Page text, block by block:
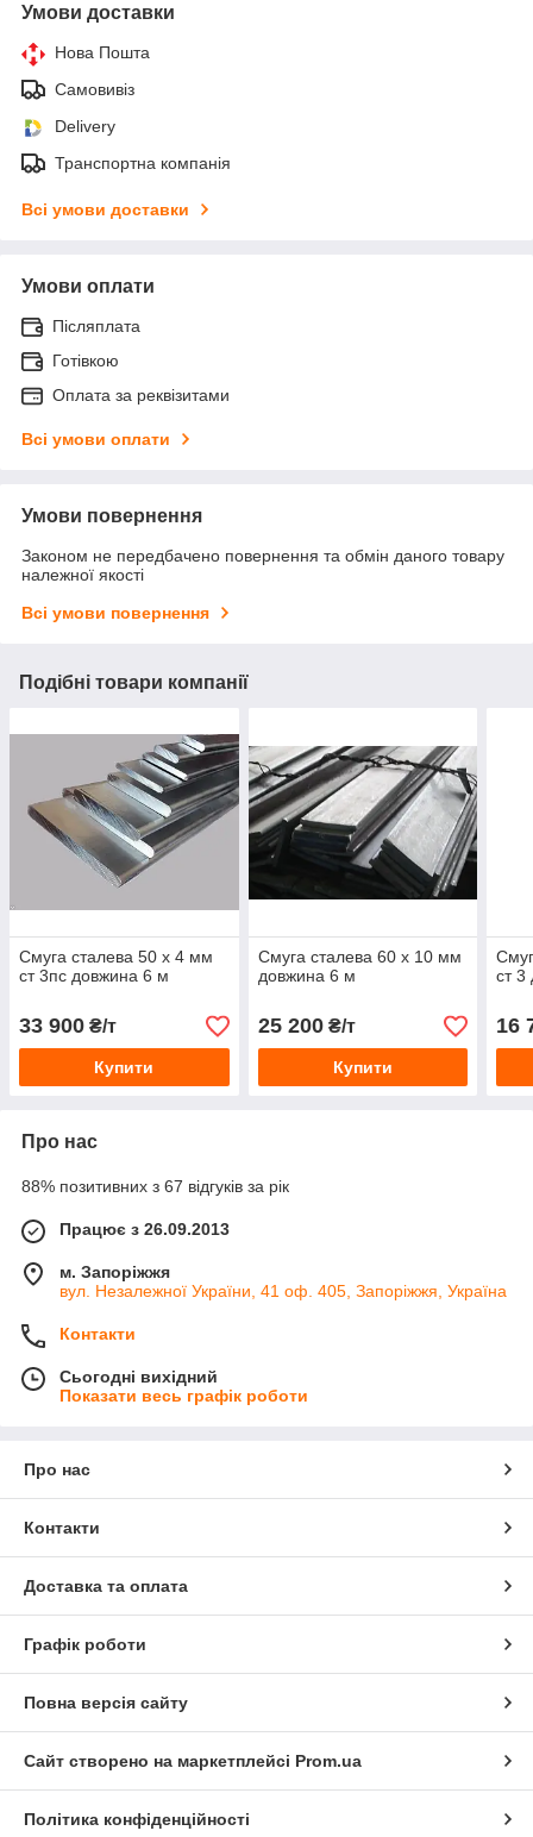
Умови доставки
Нова Пошта
Самовивіз
Delivery
Транспортна компанія
Всі умови доставки
Умови оплати
Післяплата
Готівкою
Оплата за реквізитами
Всі умови оплати
Умови повернення
Законом не передбачено повернення та обмін даного товару
належної якості
Всі умови повернення
Подібні товари компанії
Смуга сталева 50 х 4 мм
ст 3пс довжина 6 м
33 900 ₴/т
Купити
Смуга сталева 60 х 10 мм
довжина 6 м
25 200₴/т
Купити
ст 3
16
Про нас
88% позитивних з 67 відгуків за рік
Працює з 26.09.2013
м. Запоріжжя
вул. Незалежної України, 41 оф. 405, Запоріжжя, Україна
Контакти
Сьогодні вихідний
Показати весь графік роботи
Про нас
Контакти
Доставка та оплата
Графік роботи
Повна версія сайту
Сайт створено на маркетплейсі Prom.ua
Політика конфіденційності